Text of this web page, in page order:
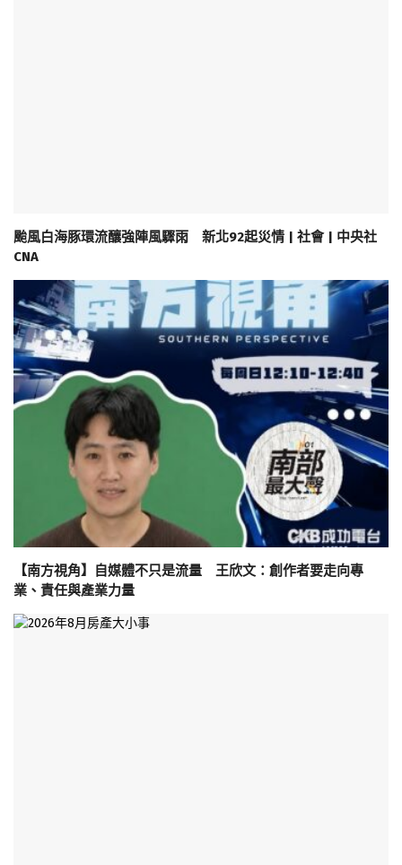
颱風白海豚環流釀強陣風驟雨 新北92起災情 | 社會 | 中央社
CNA
【南方視角】自媒體不只是流量 王欣文：創作者要走向專
業、責任與產業力量